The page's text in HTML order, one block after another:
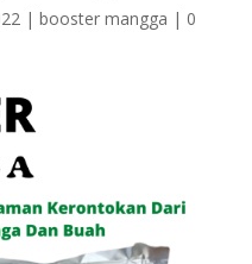
| booster mangga | 0